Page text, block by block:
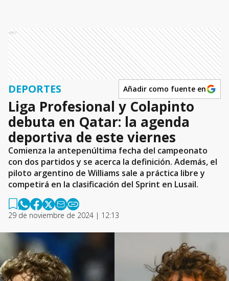
Ads
DEPORTES Añadir como fuente en
Liga Profesional y Colapinto
debuta en Qatar: la agenda
deportiva de este viernes
Comienza la antepenúltima fecha del campeonato
con dos partidos y se acerca la definición. Además, el
piloto argentino de Williams sale a práctica libre y
competirá en la clasificación del Sprint en Lusail.
29 de noviembre de 2024 | 12:13